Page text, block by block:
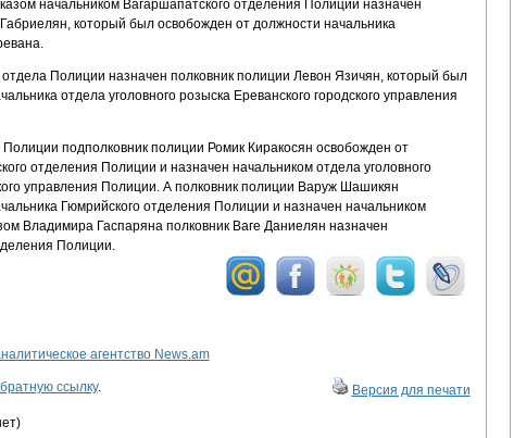
начальником Вагаршапатского отделения Полиции назначен
который был освобожден от должности начальника
Полиции назначен полковник полиции Левон Язичян, который был
отдела уголовного розыска Ереванского городского управления
Полиции подполковник полиции Ромик Киракосян освобожден от
отделения Полиции и назначен начальником отдела уголовного
управления Полиции. А полковник полиции Варуж Шашикян
Гюмрийского отделения Полиции и назначен начальником
Владимира Гаспаряна полковник Ваге Даниелян назначен
Полиции.
агентство News.am
ссылку. Версия для печати